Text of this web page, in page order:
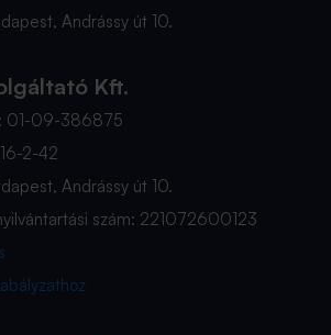
Andrássy út 10.
Kft.
01-09-386875
2-42
Andrássy út 10.
szám: 221072600123